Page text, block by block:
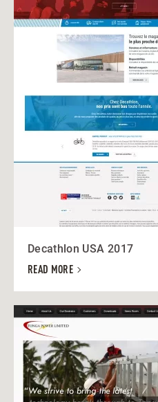
Decathlon USA 2017
READ MORE